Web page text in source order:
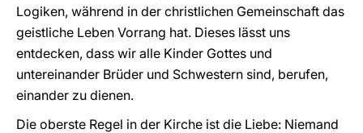
Logiken, während in der christlichen Gemeinschaft das
geistliche Leben Vorrang hat. Dieses lässt uns
entdecken, dass wir alle Kinder Gottes und
untereinander Brüder und Schwestern sind, berufen,
einander zu dienen.
Die oberste Regel in der Kirche ist die Liebe: Niemand